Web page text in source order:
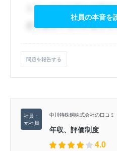
社員の本音を
問題を報告する
中川特殊鋼株式会社の口コミ
年収、評価制度
4.0